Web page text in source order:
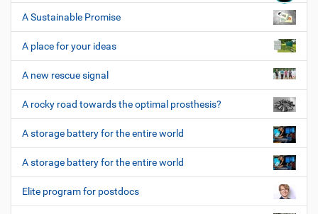
A Sustainable Promise
A place for your ideas
A new rescue signal
A rocky road towards the optimal prosthesis?
A storage battery for the entire world
A storage battery for the entire world
Elite program for postdocs